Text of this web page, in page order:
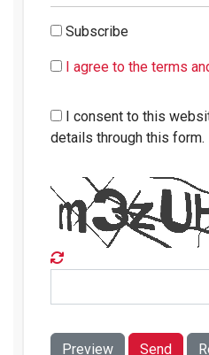
Subscribe
I agree to the terms
I consent to this
details through this form.
Preview Send